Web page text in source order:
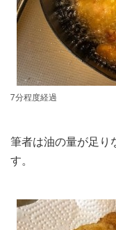
7分程度経過
筆者は油の量が足り
す。